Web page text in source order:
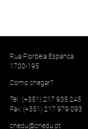
Rua Florbela Espanca
1700-195
Como chegar?
Tel.: (+351) 217 935 245
Fax: (+351) 217 979 093
cnedu@cnedu.pt